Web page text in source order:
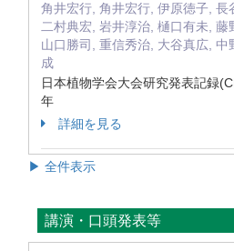
角井宏行, 角井宏行, 伊原徳子, 長
二村典宏, 岩井淳治, 樋口有未, 藤
山口勝司, 重信秀治, 大谷真広, 中
成
日本植物学会大会研究発表記
年
詳細を見る
▶ 全件表示
講演・口頭発表等